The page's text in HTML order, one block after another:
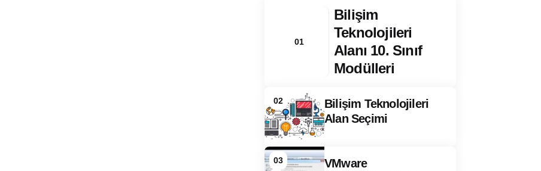
01
Bilişim
Teknolojileri
Alanı 10. Sınıf
Modülleri
02
Bilişim Teknolojileri
Alan Seçimi
03
VMware